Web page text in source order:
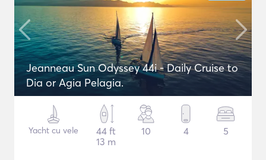
Jeanneau Sun Odyssey 44i - Daily Cruise to
Dia or Agia Pelagia.
Yacht cu vele
44 ft
13 m
10 4 5